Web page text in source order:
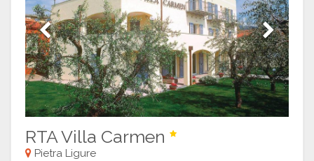
Previous Next
RTA Villa Carmen
Pietra Ligure